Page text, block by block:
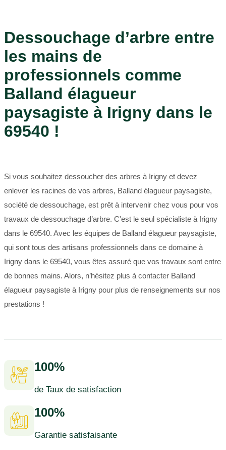
Dessouchage d’arbre entre
les mains de
professionnels comme
Balland élagueur
paysagiste à Irigny dans le
69540 !
Si vous souhaitez dessoucher des arbres à Irigny et devez
enlever les racines de vos arbres, Balland élagueur paysagiste,
société de dessouchage, est prêt à intervenir chez vous pour vos
travaux de dessouchage d’arbre. C'est le seul spécialiste à Irigny
dans le 69540. Avec les équipes de Balland élagueur paysagiste,
qui sont tous des artisans professionnels dans ce domaine à
Irigny dans le 69540, vous êtes assuré que vos travaux sont entre
de bonnes mains. Alors, n’hésitez plus à contacter Balland
élagueur paysagiste à Irigny pour plus de renseignements sur nos
prestations !
100%
de Taux de satisfaction
100%
Garantie satisfaisante